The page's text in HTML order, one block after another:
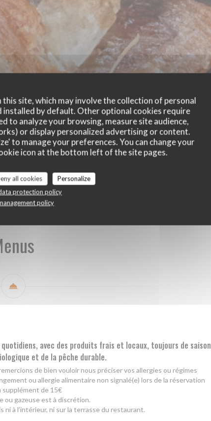
site, which may involve the collection of personal
by default. Other optional cookies require
to analyze your browsing, measure site audience,
or display personalized advertising or content.
to manage your preferences. You can change your
icon at the bottom left of the site pages.
all cookies
Personalize
protection policy
policy
Jura ? / Accomodation around us
avec des produits frais et locaux, toujours de saison
et de la pêche durable.
de bien vouloir nous préciser vos allergies ou régimes
ou allergie alimentaire non signalé(e) lors de la réservation
supplément de 15€
ou gazeuse est à discrétion.
ni à l’intérieur, ni sur la terrasse du restaurant.